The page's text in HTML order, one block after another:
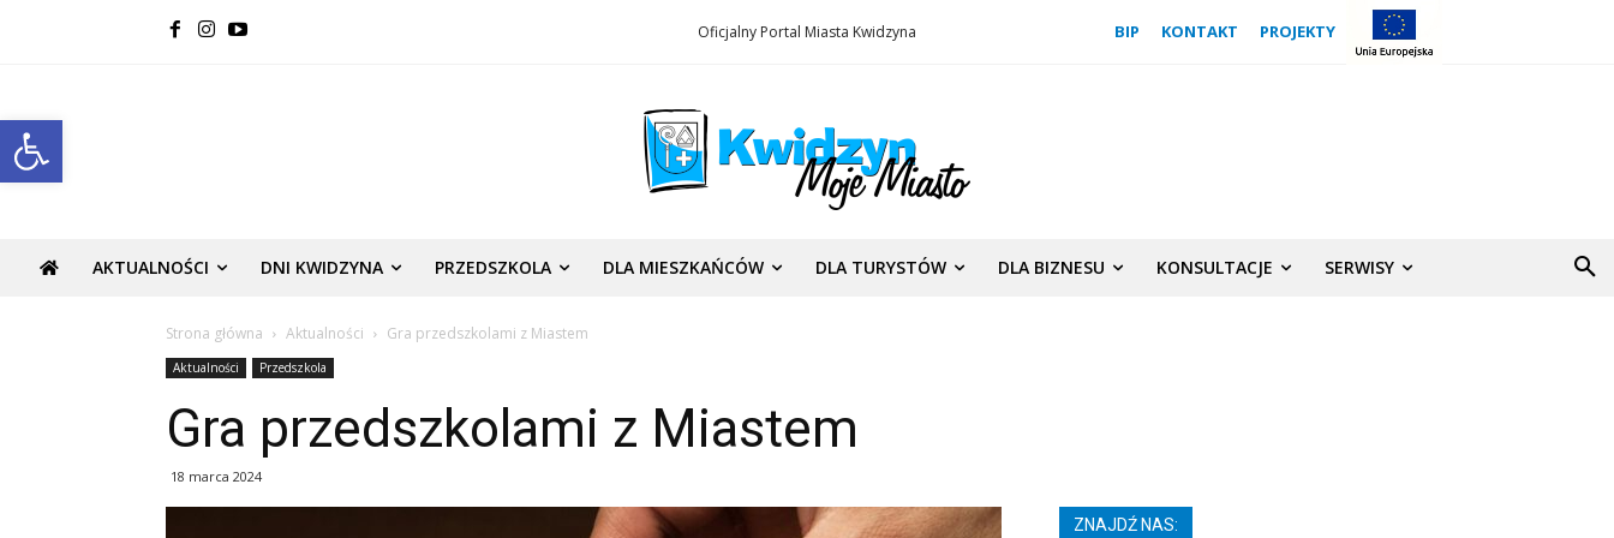
Open toolbar
Oficjalny Portal Miasta Kwidzyna BIP KONTAKT PROJEKTY
AKTUALNOŚCI DNI KWIDZYNA PRZEDSZKOLA DLA MIESZKAŃCÓW DLA TURYSTÓW DLA BIZNESU KONSULTACJE SERWISY
Strona główna Aktualności Gra przedszkolami z Miastem
Aktualności Przedszkola
Gra przedszkolami z Miastem
18 marca 2024
ZNAJDŹ NAS: